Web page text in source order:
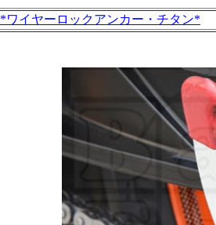
*ワイヤーロックアンカー・チタン*